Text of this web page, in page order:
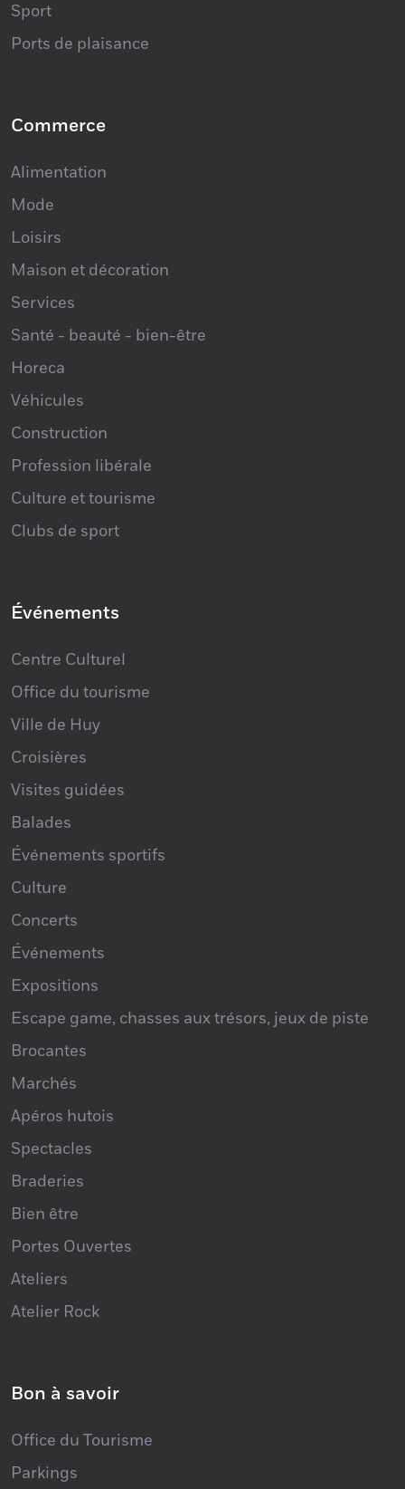
Loisirs
Sport
Alimentation
Mode
Loisirs
Maison et décoration
Services
Santé - beauté - bien-être
Horeca
Véhicules
Construction
Profession libérale
Culture et tourisme
Centre Culturel
Office du tourisme
Ville de Huy
Croisières
Visites guidées
Balades
Événements sportifs
Culture
Concerts
Événements
Expositions
Escape game, chasses aux trésors, jeux de piste
Brocantes
Marchés
Apéros hutois
Spectacles
Braderies
Bien être
Portes Ouvertes
Ateliers
Bon à savoir
Office du Tourisme